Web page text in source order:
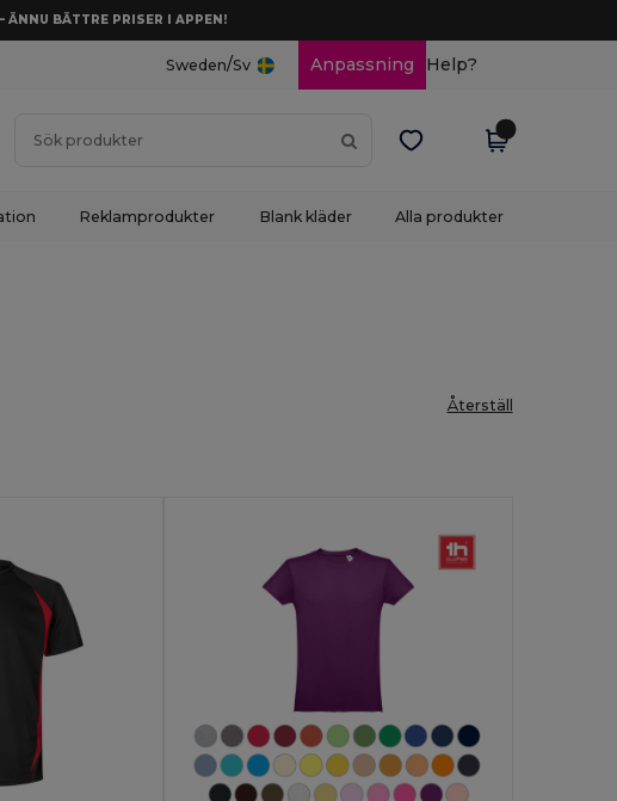
ÄNNU BÄTTRE PRISER I APPEN!
Sweden/Sv Anpassning Help?
Reklamprodukter Blank kläder Alla produkter
Återställ